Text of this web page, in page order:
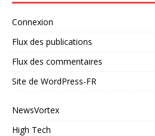
Connexion
Flux des publications
Flux des commentaires
Site de WordPress-FR
NewsVortex
High Tech